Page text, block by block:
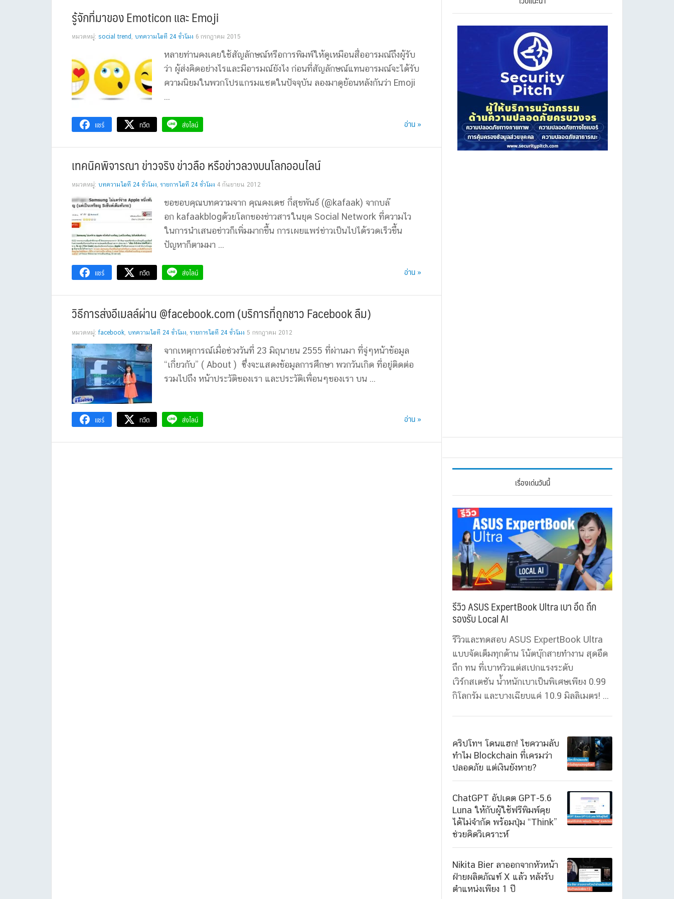
รู้จักที่มาของ Emoticon และ Emoji
หมวดหมู่: social trend , บทความไอที 24 ชั่วโมง 6 กรกฎาคม 2015
หลายท่านคงเคยใช้สัญลักษณ์หรือการพิมพ์ให้ดูเหมือนสื่ออารมณ์ถึงผู้รับ
ว่า ผู้ส่งคิดอย่างไรและมีอารมณ์ยังไง ก่อนที่สัญลักษณ์แทนอารมณ์จะได้รับ
ความนิยมในพวกโปรแกรมแชตในปัจจุบัน ลองมาดูย้อนหลังกันว่า Emoji
...
แชร์ ทวีต ส่งไลน์ อ่าน »
เทคนิคพิจารณา ข่าวจริง ข่าวลือ หรือข่าวลวงบนโลกออนไลน์
หมวดหมู่: บทความไอที 24 ชั่วโมง, รายการไอที 24 ชั่วโมง 4 กันยายน 2012
ขอขอบคุณบทความจาก คุณคงเดช กี่สุขพันธ์ (@kafaak) จากบล๊
อก kafaakblogด้วยโลกของข่าวสารในยุค Social Network ที่ความไว
ในการนำเสนอข่าวก็เพิ่มมากขึ้น การเผยแพร่ข่าวเป็นไปได้รวดเร็วขึ้น
ปัญหาก็ตามมา ...
แชร์ ทวีต ส่งไลน์ อ่าน »
วิธีการส่งอีเมลล์ผ่าน @facebook.com (บริการที่ถูกชาว Facebook ลืม)
หมวดหมู่:facebook, บทความไอที 24 ชั่วโมง, รายการไอที 24 ชั่วโมง 5 กรกฎาคม 2012
จากเหตุการณ์เมื่อช่วงวันที่ 23 มิถุนายน 2555 ที่ผ่านมา ที่จู่ๆหน้าข้อมูล
“เกี่ยวกับ” ( About ) ซึ่งจะแสดงข้อมูลการศึกษา พวกวันเกิด ที่อยู่ติดต่อ
รวมไปถึง หน้าประวัติของเรา และประวัติเพื่อนๆของเรา บน ...
แชร์ ทวีต ส่งไลน์ อ่าน »
เรื่องเด่นวันนี้
รีวิว ASUS ExpertBook Ultra เบา อึด ถึก
รองรับ Local AI
รีวิวและทดสอบ ASUS ExpertBook Ultra
แบบจัดเต็มทุกด้าน โน้ตบุ๊กสายทำงาน สุดอึด
ถึก ทน ที่เบาหวิวแต่สเปกแรงระดับ
เวิร์กสเตชัน น้ำหนักเบาเป็นพิเศษเพียง 0.99
กิโลกรัม และบางเฉียบแค่ 10.9 มิลลิเมตร! ...
คริปโทฯ โดนแฮก! ไขความลับ
ทำไม Blockchain ที่เครมว่า
ปลอดภัย แต่เงินยังหาย?
ChatGPT อัปเดต GPT-5.6
Luna ให้กับผู้ใช้ฟรีพิมพ์คุย
ได้ไม่จำกัด พร้อมปุ่ม “Think”
ช่วยคิดวิเคราะห์
Nikita Bier ลาออกจากหัวหน้า
ฝ่ายผลิตภัณฑ์ X แล้ว หลังรับ
ตำแหน่งเพียง 1 ปี